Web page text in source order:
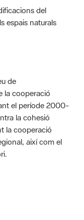
del
espais naturals
de
la cooperació
el període 2000-
la cohesió
la cooperació
així com el
valoracions és de 0